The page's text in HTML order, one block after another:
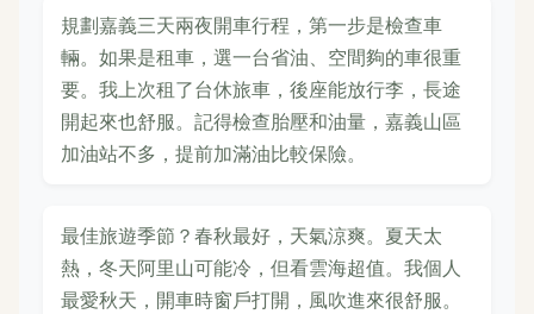
規劃嘉義三天兩夜開車行程，第一步是檢查車
輛。如果是租車，選一台省油、空間夠的車很重
要。我上次租了台休旅車，後座能放行李，長途
開起來也舒服。記得檢查胎壓和油量，嘉義山區
加油站不多，提前加滿油比較保險。
最佳旅遊季節？春秋最好，天氣涼爽。夏天太
熱，冬天阿里山可能冷，但看雲海超值。我個人
最愛秋天，開車時窗戶打開，風吹進來很舒服。